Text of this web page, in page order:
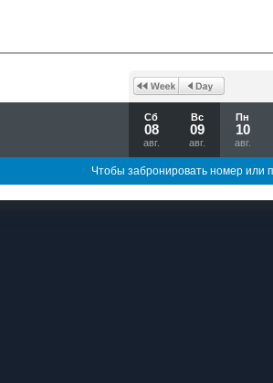
Сб
08
авг.
Вс
09
авг.
Пн
10
авг.
Чтобы забронировать номер